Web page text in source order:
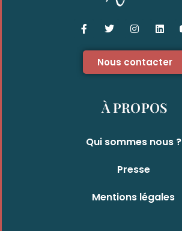
Nous contacter
À PROPOS
Qui sommes nous ?
Presse
Mentions légales